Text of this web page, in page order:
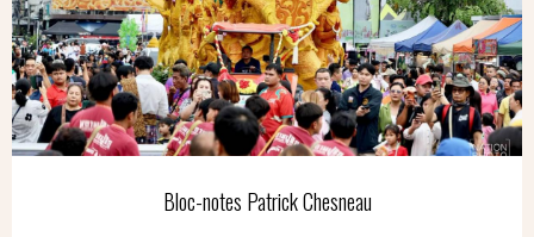
Bloc-notes Patrick Chesneau